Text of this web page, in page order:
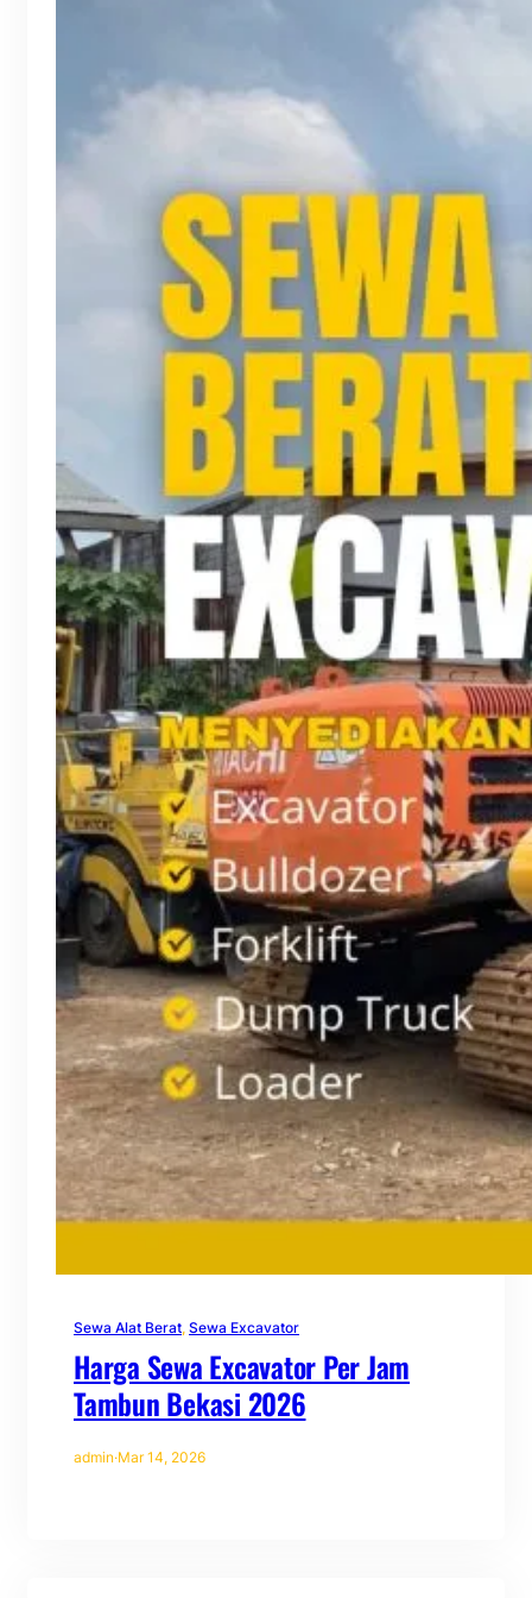
Sewa Alat Berat, Sewa Excavator
Harga Sewa Excavator Per Jam
Tambun Bekasi 2026
admin·Mar 14, 2026